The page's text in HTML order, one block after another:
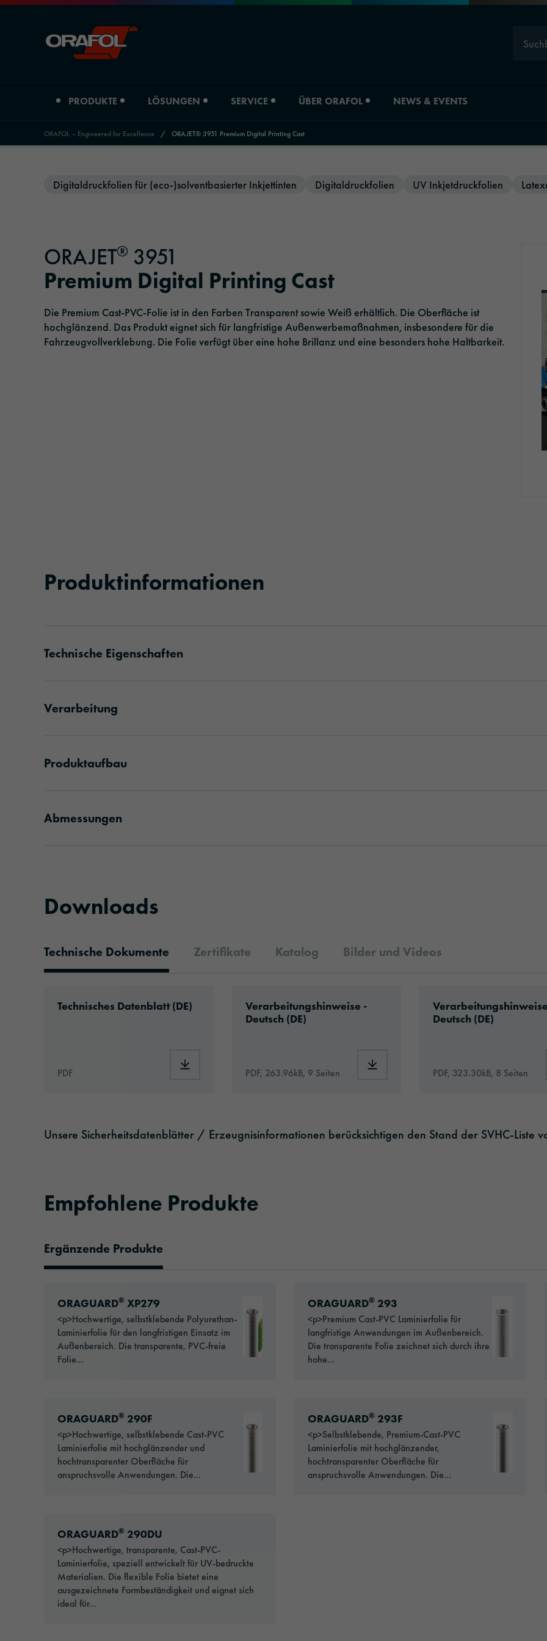
PRODUKTE
Reflektierende Materialien
Klebebänder
Sonnenschutzfolien
Laminier- und Schutzfolien
LÖSUNGEN
Druck & Papier
Logistik & Öffentlicher Personenverkehr
Verkehr & Infrastruktur
Architektur & Bau
SERVICE
Downloads
ÜBER ORAFOL
Historie
Management
Verantwortung
Stellenangebote
NEWS & EVENTS
Newsletter
Veranstaltungen
ORAFOL – Engineered for Excellence / ORAJET® 3951 Premium Digital Printing Cast
Digitaldruckfolien für (eco-)solventbasierter Inkjettinten Digitaldruckfolien UV Inkjetdruckfolien
ORAJET® 3951
Premium Digital Printing Cast
Die Premium Cast-PVC-Folie ist in den Farben Transparent sowie Weiß erhältlich. Die Oberfläche ist
hochglänzend. Das Produkt eignet sich für langfristige Außenwerbemaßnahmen, insbesondere für die
Fahrzeugvollverklebung. Die Folie verfügt über eine hohe Brillanz und eine besonders hohe Haltbarkeit.
Produktinformationen
Technische Eigenschaften
Verarbeitung
Produktaufbau
Abmessungen
Downloads
Technische Dokumente Zertifikate Katalog Bilder und Videos
Technisches Datenblatt (DE)
PDF Download: ORAJET®_3951_de.pdf
Verarbeitungshinweise -
Deutsch (DE)
PDF, 263.96kB, 9 Seiten Download: Hinweise_CarWrapping.pdf
Deutsch (DE)
PDF, 323.30kB, 8 Seiten
Unsere Sicherheitsdatenblätter / Erzeugnisinformationen berücksichtigen den Stand der SVHC-Liste
Empfohlene Produkte
Ergänzende Produkte
ORAGUARD® XP279
<p>Hochwertige, selbstklebende Polyurethan-
Laminierfolie für den langfristigen Einsatz im
Außenbereich. Die transparente, PVC-freie
Folie...
ORAGUARD® 293
<p>Premium Cast-PVC Laminierfolie für
langfristige Anwendungen im Außenbereich.
Die transparente Folie zeichnet sich durch ihre
hohe...
ORAGUARD® 290F
<p>Hochwertige, selbstklebende Cast-PVC
Laminierfolie mit hochglänzender und
hochtransparenter Oberfläche für
anspruchsvolle Anwendungen. Die...
ORAGUARD® 293F
<p>Selbstklebende, Premium-Cast-PVC
Laminierfolie mit hochglänzender,
hochtransparenter Oberfläche für
anspruchsvolle Anwendungen. Die...
ORAGUARD® 290DU
<p>Hochwertige, transparente, Cast-PVC-
Laminierfolie, speziell entwickelt für UV-bedruckte
Materialien. Die flexible Folie bietet eine
ausgezeichnete Formbeständigkeit und eignet sich
ideal für...